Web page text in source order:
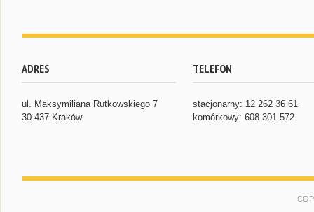
ADRES
ul. Maksymiliana Rutkowskiego 7
30-437 Kraków
TELEFON
stacjonarny: 12 262 36 61
komórkowy: 608 301 572